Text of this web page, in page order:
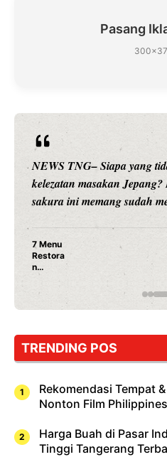
Pasang
NEWS TNG– Siapa
hiburan, Nunung Srimulat
merambah dunia kuliner
Nunung Srimulat &
Rahasia Mami Bikin
TRENDING POS
Rekomendasi Tempat
Nonton Film
Harga Buah di Pasar
Tinggi Tangerang